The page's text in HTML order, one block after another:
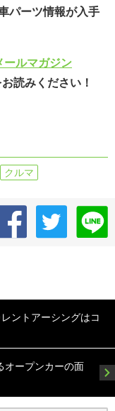
パーツ情報が入手
ールマガジン
お読みください！
クルマ
ントアーシングはコ
オープンカーの面